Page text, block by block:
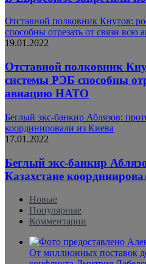
Отставной полковник Кнутов:
способны отрезать от связи
19.01.2022
Отставной полковник
системы РЭБ способны
авиацию НАТО
Беглый экс-банкир Аблязов:
координировали из Киева
17.01.2022
Беглый экс-банкир
Казахстане
Новые
Популярные
Комментарии
От миллионных поставок